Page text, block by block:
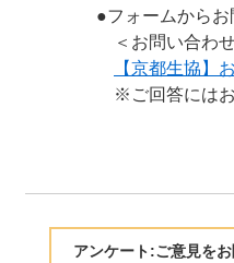
●フォームから
＜お問い合わ
【京都生協】
※ご回答にはお
アンケート:ご意見を